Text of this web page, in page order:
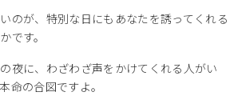
のが、特別な日にもあなたを誘ってくれる
です。
夜に、わざわざ声をかけてくれる人がい
命の合図ですよ。